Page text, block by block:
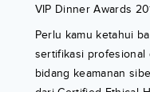
VIP Dinner Awards
Perlu kamu ketahui
sertifikasi profesional
bidang keamanan